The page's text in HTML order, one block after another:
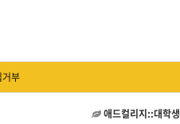
거부
애드컬리지::대학